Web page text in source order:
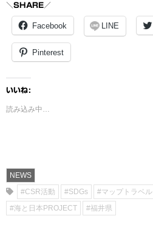
＼SHARE／
Facebook LINE
Pinterest
いいね:
読み込み中…
NEWS
#CSR活動
#SDGs #マップトラベル
#海と日本PROJECT
#福井県